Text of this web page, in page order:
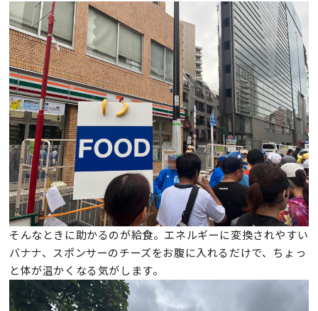
そんなときに助かるのが給食。エネルギーに変換されやすい
バナナ、スポンサーのチーズをお腹に入れるだけで、ちょっ
と体が温かくなる気がします。